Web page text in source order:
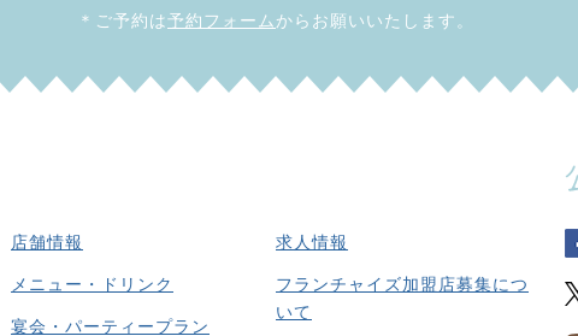
＊ご予約は予約フォーム からお願いいたします。
店舗情報
メニュー・ドリンク
宴会・パーティープラン
求人情報
フランチャイズ加盟店募集につ
いて